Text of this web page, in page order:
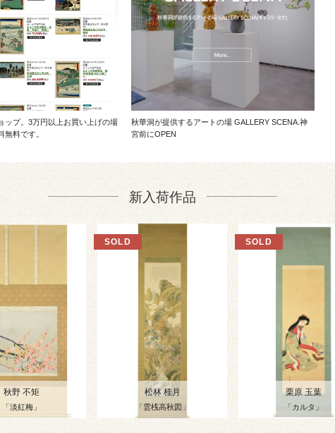
ップ。3万円以上お買い上げの場
無料です。
秋華洞が提供するアートの場 GALLERY SCENA.神
宮前にOPEN
新入荷作品
秋野 不矩
「淡紅梅」
松林 桂月
「雲桟高秋図」
栗原 玉葉
「カルタ」